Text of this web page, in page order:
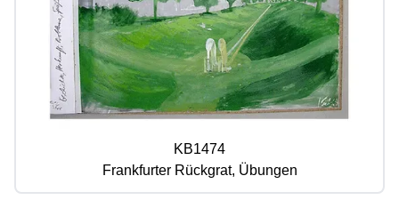
KB1474
Frankfurter Rückgrat, Übungen